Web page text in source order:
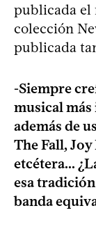
publicada el
colección
publicada
-Siempre
musical
además de
The Fall,
etcétera...
esa
banda